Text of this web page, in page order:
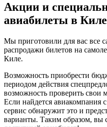
Акции и
авиабилеты в Киле
Мы приготовили для вас все
распродажи билетов на
Киле.
Возможность приобрести
периодом действия
возможность проверить
Если найдется авиакомпания
сервис обнаружит это и
варианты. Таким образом, вы